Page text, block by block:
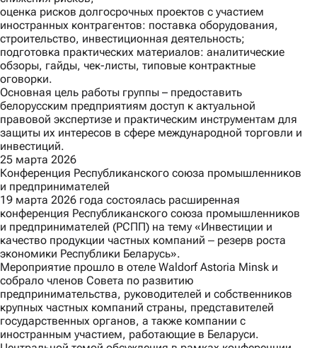
оценка рисков долгосрочных проектов с участием
иностранных контрагентов: поставка оборудования,
строительство, инвестиционная деятельность;
подготовка практических материалов: аналитические
обзоры, гайды, чек-листы, типовые контрактные
оговорки.
Основная цель работы группы – предоставить
белорусским предприятиям доступ к актуальной
правовой экспертизе и практическим инструментам для
защиты их интересов в сфере международной торговли и
инвестиций.
25 марта 2026
Конференция Республиканского союза промышленников
и предпринимателей
19 марта 2026 года состоялась расширенная
конференция Республиканского союза промышленников
и предпринимателей (РСПП) на тему «Инвестиции и
качество продукции частных компаний ‒ резерв роста
экономики Республики Беларусь».
Мероприятие прошло в отеле Waldorf Astoria Minsk и
собрало членов Совета по развитию
предпринимательства, руководителей и собственников
крупных частных компаний страны, представителей
государственных органов, а также компании с
иностранным участием, работающие в Беларуси.